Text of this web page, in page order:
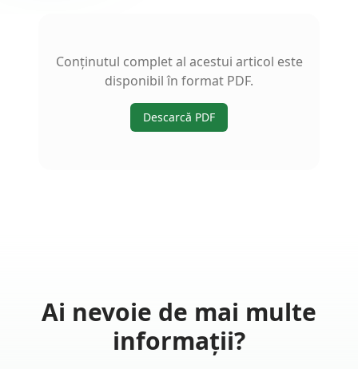
Conținutul complet al acestui articol este
disponibil în format PDF.
Descarcă PDF
Ai nevoie de mai multe
informații?